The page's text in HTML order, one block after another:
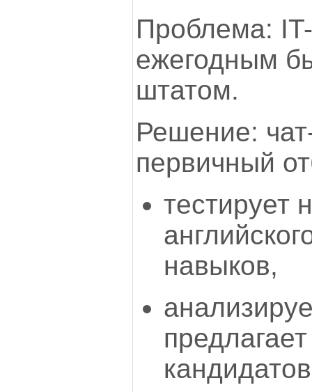
Проблема:
ежегодным
штатом.
Решение:
первичный
тестирует
навыков,